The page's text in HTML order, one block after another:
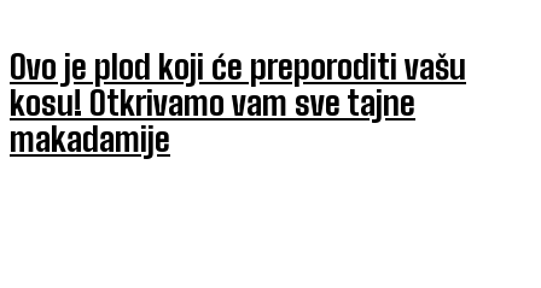
Ovo je plod koji će preporoditi vašu
kosu! Otkrivamo vam sve tajne
makadamije